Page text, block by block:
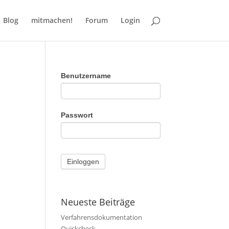
Blog mitmachen! Forum Login
Benutzername
Passwort
Neueste Beiträge
Verfahrensdokumentation